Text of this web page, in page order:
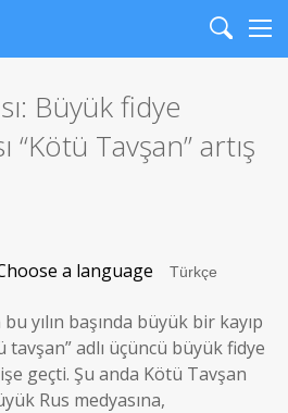
Search
Büyük fidye
“Kötü Tavşan” artış
a language
yılın başında büyük bir kayıp
tavşan” adlı üçüncü büyük fidye
geçti. Şu anda Kötü Tavşan
Rus medyasına,